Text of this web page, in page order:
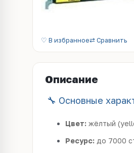
♡ В избранное⇄ Сравнить
Описание
🔧 Основные
Цвет: жёлтый
Ресурс: до 7000